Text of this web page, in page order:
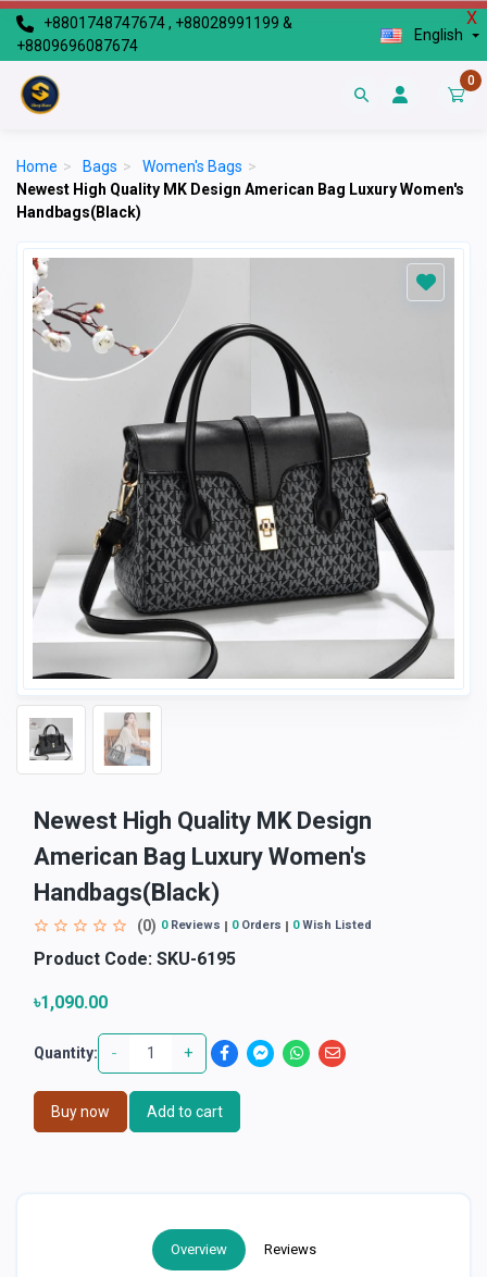
X
+8801748747674 , +88028991199 &
+8809696087674
English
0
Home > Bags > Women's Bags >
Newest High Quality MK Design American Bag Luxury Women's
Handbags(Black)
Newest High Quality MK Design
American Bag Luxury Women's
Handbags(Black)
(0) 0Reviews 0Orders 0Wish Listed
Product Code: SKU-6195
৳1,090.00
Quantity: - +
Buy now Add to cart
Overview Reviews